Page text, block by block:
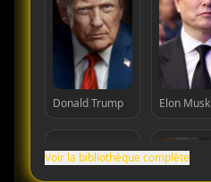
Donald Trump Elon Musk
Voir la bibliothèque complète